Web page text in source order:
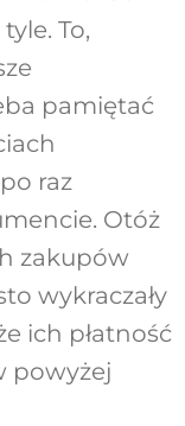
To,
pamiętać
raz
Otóż
zakupów
wykraczały
ich płatność
powyżej